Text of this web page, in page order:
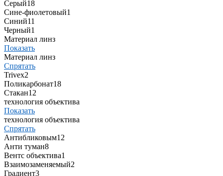
Серый18
Сине-фиолетовый1
Синий11
Черный1
Материал линз
Показать
Материал линз
Спрятать
Trivex2
Поликарбонат18
Стакан12
технология объектива
Показать
технология объектива
Спрятать
Антибликовым12
Анти туман8
Вентс объектива1
Взаимозаменяемый2
Градиент3